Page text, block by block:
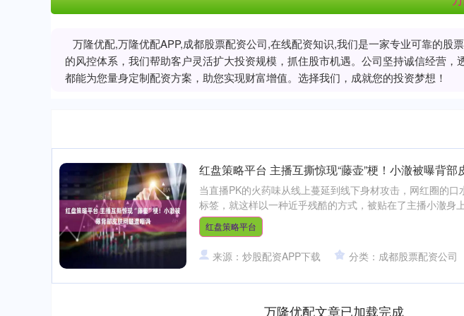
万隆优配,万隆优配APP,成都股票配资公司,在线配资知识,我们是一家专业可靠的
的风控体系，我们帮助客户灵活扩大投资规模，抓住股市机遇。公司坚持诚信经营
都能为您量身定制配资方案，助您实现财富增值。选择我们，成就您的投资梦想！
红盘策略平台 主播互撕惊现“藤壶”梗！小澈被曝背部
当直播PK的火药味从线上蔓延到线下身材攻击，网红圈的口
标签，就这样以一种近乎残酷的方式，被贴在了主播小澈身
红盘策略平台
来源：炒股配资APP下载 分类：成都股票配资公司
万隆优配文章已加载完成